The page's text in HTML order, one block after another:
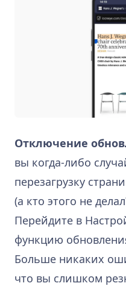
Отключение
вы когда-либо
перезагрузку
(а кто этого не
Перейдите в
функцию
Больше никаких
что вы слишком